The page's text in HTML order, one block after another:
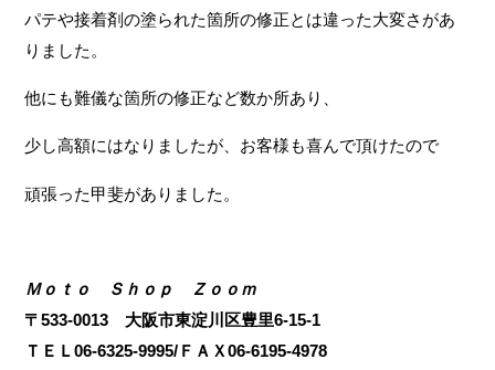
パテや接着剤の塗られた箇所の修正とは違った大変さがあ
りました。
他にも難儀な箇所の修正など数か所あり、
少し高額にはなりましたが、お客様も喜んで頂けたので
頑張った甲斐がありました。
Ｍｏｔｏ Ｓｈｏｐ Ｚｏｏｍ
〒533-0013 大阪市東淀川区豊里6-15-1
ＴＥＬ06-6325-9995/ＦＡＸ06-6195-4978